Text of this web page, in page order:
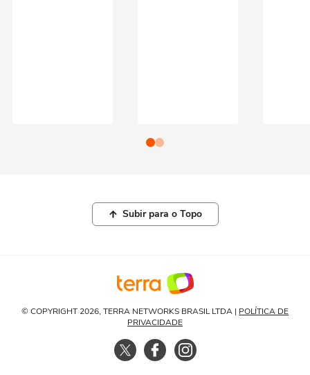
Subir para o Topo
© COPYRIGHT 2026, TERRA NETWORKS BRASIL LTDA | POLÍTICA DE
PRIVACIDADE